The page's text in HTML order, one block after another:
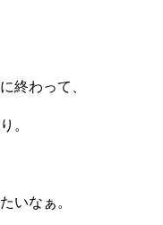
終わって、
。
いなぁ。